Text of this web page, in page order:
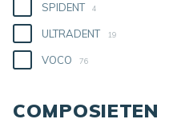
SPIDENT 4
ULTRADENT 19
VOCO 76
COMPOSIETEN